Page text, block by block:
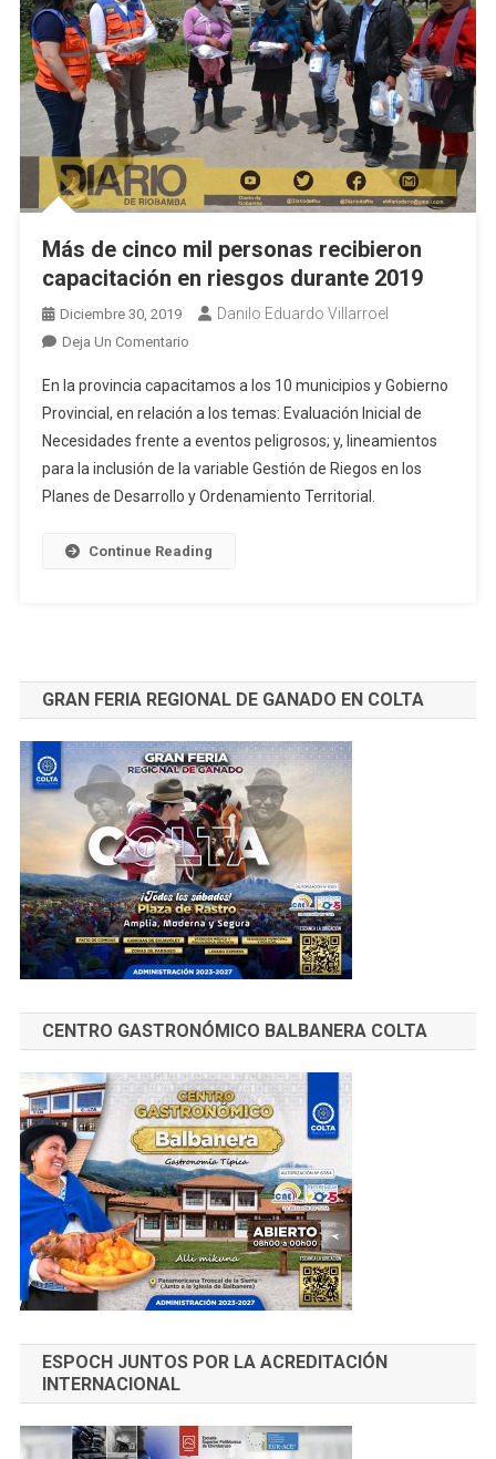
Más de cinco mil personas recibieron
capacitación en riesgos durante 2019
Diciembre 30, 2019 Danilo Eduardo Villarroel
Deja Un ComentarioEn
De
Cinco
Mil
Personas
Recibieron
En
En la provincia capacitamos a los 10 municipios y Gobierno
Provincial, en relación a los temas: Evaluación Inicial de
Necesidades frente a eventos peligrosos; y, lineamientos
para la inclusión de la variable Gestión de Riegos en los
Planes de Desarrollo y Ordenamiento Territorial.
Continue Reading
GRAN FERIA REGIONAL DE GANADO EN COLTA
CENTRO GASTRONÓMICO BALBANERA COLTA
ESPOCH JUNTOS POR LA ACREDITACIÓN
INTERNACIONAL